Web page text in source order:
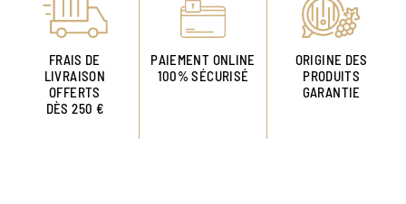
FRAIS DE
LIVRAISON
OFFERTS
DÈS 250 €
PAIEMENT ONLINE
100% SÉCURISÉ
ORIGINE DES
PRODUITS
GARANTIE